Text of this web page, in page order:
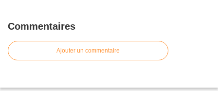
Commentaires
Ajouter un commentaire